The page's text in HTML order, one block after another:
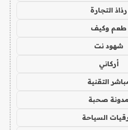
رذاذ التجارة
طعم وكيف
شهود نت
أركاني
التقنية
مدونة صحبة
السياحة